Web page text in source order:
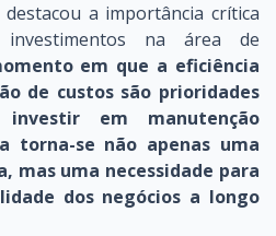
a importância crítica
na área de
em que a eficiência
de custos são prioridades
em manutenção
torna-se não apenas uma
mas uma necessidade para
dos negócios a longo